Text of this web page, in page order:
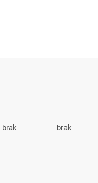
brak brak